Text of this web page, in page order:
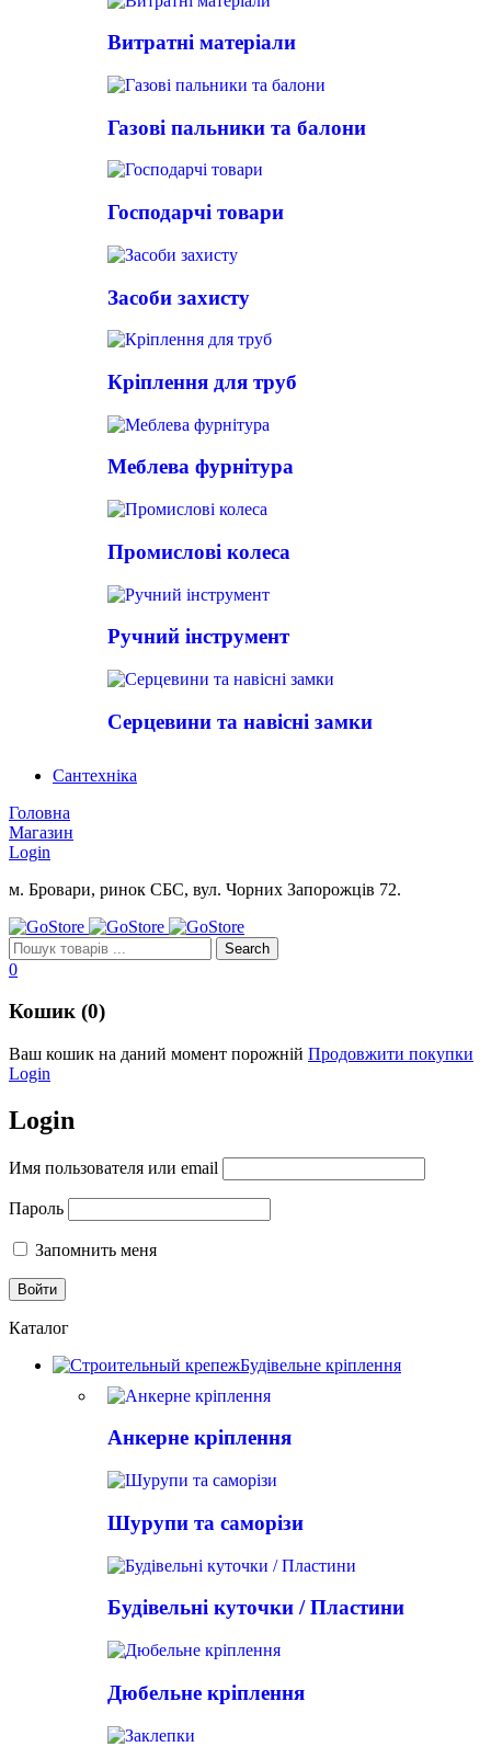
Витратні матеріали
Газові пальники та балони
Господарчі товари
Засоби захисту
Кріплення для труб
Меблева фурнітура
Промислові колеса
Ручний інструмент
Серцевини та навісні замки
Сантехніка
Головна
Магазин
Login
м. Бровари, ринок СБС, вул. Чорних Запорожців 72.
0
Кошик (0)
Ваш кошик на даний момент порожній Продовжити покупки
Login
Login
Имя пользователя или email
Пароль
Запомнить меня
Каталог
Будівельне кріплення
Анкерне кріплення
Шурупи та саморізи
Будівельні куточки / Пластини
Дюбельне кріплення